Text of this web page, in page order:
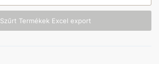
Szűrt Termékek Excel export